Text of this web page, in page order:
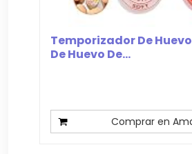
Temporizador De
De Huevo De...
Comprar en